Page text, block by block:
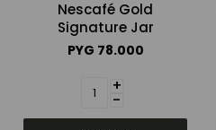
Nescafé Gold
Signature Jar
PYG 78.000
+
-
Bebidas sin alcohol